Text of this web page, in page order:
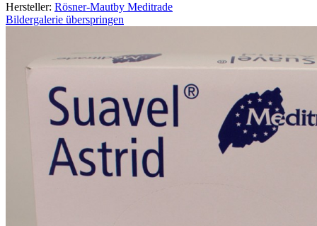
Hersteller: Rösner-Mautby Meditrade
Bildergalerie überspringen